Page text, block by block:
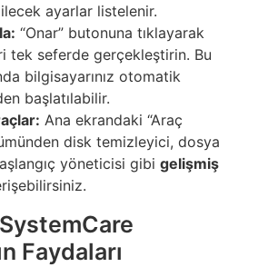
ayarlar listelenir.
“Onar” butonuna tıklayarak
tek seferde gerçekleştirin. Bu
bilgisayarınız otomatik
başlatılabilir.
Ana ekrandaki “Araç
disk temizleyici, dosya
yöneticisi gibi gelişmiş
Faydaları